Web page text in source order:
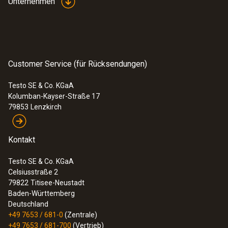
Customer Service (für Rücksendungen)
Testo SE & Co. KGaA
Kolumban-Kayser-Straße 17
79853 Lenzkirch
Kontakt
Testo SE & Co. KGaA
Celsiusstraße 2
79822 Titisee-Neustadt
Baden-Württemberg
Deutschland
+49 7653 / 681-0 (Zentrale)
+49 7653 / 681-700 (Vertrieb)